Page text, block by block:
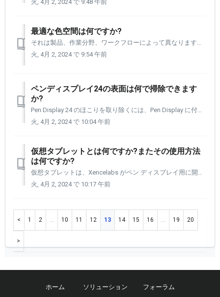
火, 4月 2, 2024 で 9:48 午前
最適な色空間は何ですか?
それは製品、作業分野、ワークフローによって異なります。 ペン ディスプレイ 24 の設定パネル内から選択できるプリセット カラー スペースをそれぞれ詳しく説明します。 色空間はまさに科学であり、それとともに発行される独自の言語があります。 ペン ディスプレイ 24 で使用されるこれらの単語やフレ...
火, 4月 2, 2024 で 9:54 午前
ペンディスプレイ24の表面は何で掃除できます
か?
Pen Display 24 のほこりを取り除くには、Pen Display に付属のマイクロファイバー クロスを使用することをお勧めします。 汚れがある場合は、以下の製品のいずれかをマイクロファイバークロスに軽くスプレーし、汚れを優しく拭き取ってください。 Pen Display 24 は、い...
火, 4月 2, 2024 で 10:04 午前
仮想タブレットとは何ですか?またその使用方法
は何ですか?
仮想タブレットは、Xencelabs がペン ディスプレイ用に開発した新機能です。 複数のディスプレイで作業していて、描画しているディスプレイとは別のディスプレイにブラシやカラー パレット、その他のツールや参照を表示したい場合は、仮想タブレットを使用すると、別のディスプレイから必要なものをすばやく選択できます。...
火, 4月 2, 2024 で 10:17 午前
1 2 … 10 11 12 13 14 15 16 … 19 20
ホーム ソリューション フォーラム